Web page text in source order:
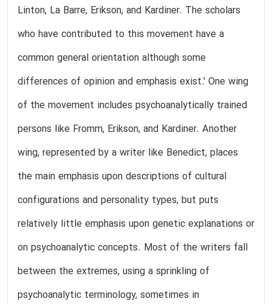
Linton, La Barre, Erikson, and Kardiner. The scholars
who have contributed to this movement have a
common general orientation although some
differences of opinion and emphasis exist.' One wing
of the movement includes psychoanalytically trained
persons like Fromm, Erikson, and Kardiner. Another
wing, represented by a writer like Benedict, places
the main emphasis upon descriptions of cultural
configurations and personality types, but puts
relatively little emphasis upon genetic explanations or
on psychoanalytic concepts. Most of the writers fall
between the extremes, using a sprinkling of
psychoanalytic terminology, sometimes in